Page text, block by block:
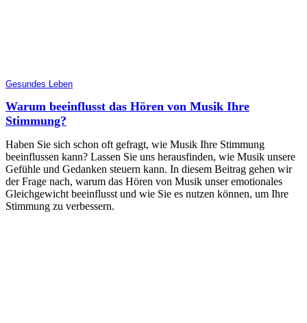
Gesundes Leben
Warum beeinflusst das Hören von Musik Ihre
Stimmung?
Haben Sie sich schon oft gefragt, wie Musik Ihre Stimmung
beeinflussen kann? Lassen Sie uns herausfinden, wie Musik unsere
Gefühle und Gedanken steuern kann. In diesem Beitrag gehen wir
der Frage nach, warum das Hören von Musik unser emotionales
Gleichgewicht beeinflusst und wie Sie es nutzen können, um Ihre
Stimmung zu verbessern.